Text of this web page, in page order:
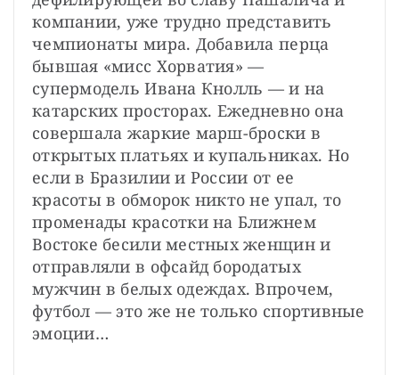
компании, уже трудно представить
чемпионаты мира. Добавила перца
бывшая «мисс Хорватия» —
супермодель Ивана Кнолль — и на
катарских просторах. Ежедневно она
совершала жаркие марш-броски в
открытых платьях и купальниках. Но
если в Бразилии и России от ее
красоты в обморок никто не упал, то
променады красотки на Ближнем
Востоке бесили местных женщин и
отправляли в офсайд бородатых
мужчин в белых одеждах. Впрочем,
футбол — это же не только спортивные
эмоции…